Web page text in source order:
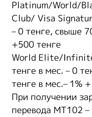
Platinum/World/
Club/ Visa
– 0 тенге, свыше
+500 тенге
World Elite/
тенге в мес. – 0
тенге в мес.– 1%
При получении
перевода MT102 –